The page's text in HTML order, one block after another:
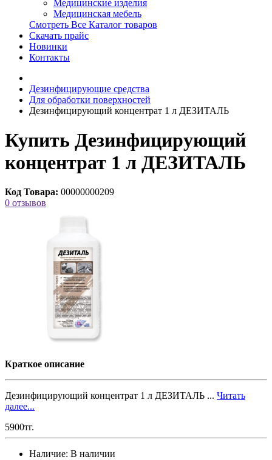
Медицинские изделия
Медицинская мебель
Смотреть Все Каталог товаров
Скачать прайс
Новинки
Контакты
Дезинфицирующие средства
Для обработки поверхностей
Дезинфицирующий концентрат 1 л ДЕЗИТАЛЬ
Купить Дезинфицирующий
концентрат 1 л ДЕЗИТАЛЬ
Код Товара: 00000000209
0 отзывов
Краткое описание
Дезинфицирующий концентрат 1 л ДЕЗИТАЛЬ ... Читать
далее...
5900тг.
Наличие: В наличии